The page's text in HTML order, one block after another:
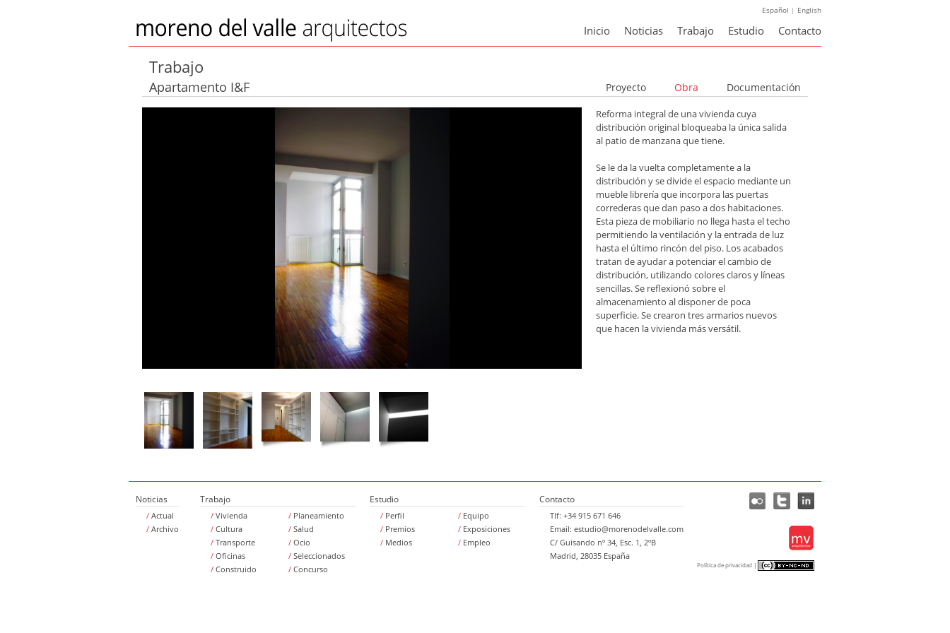
Inicio Noticias Trabajo Estudio Contacto
Español | English
Trabajo
Apartamento I&F Proyecto Obra Documentación
Reforma integral de una vivienda cuya
distribución original bloqueaba la única salida
al patio de manzana que tiene.
Se le da la vuelta completamente a la
distribución y se divide el espacio mediante un
mueble librería que incorpora las puertas
correderas que dan paso a dos habitaciones.
Esta pieza de mobiliario no llega hasta el techo
permitiendo la ventilación y la entrada de luz
hasta el último rincón del piso. Los acabados
tratan de ayudar a potenciar el cambio de
distribución, utilizando colores claros y líneas
sencillas. Se reflexionó sobre el
almacenamiento al disponer de poca
superficie. Se crearon tres armarios nuevos
que hacen la vivienda más versátil.
Noticias
/ Actual
/ Archivo
Trabajo
/ Vivienda / Planeamiento
/ Cultura / Salud
/ Transporte / Ocio
/ Oficinas / Seleccionados
/ Construido / Concurso
Estudio
/ Perfil / Equipo
/ Premios / Exposiciones
/ Medios / Empleo
Contacto
Tlf: +34 915 671 646
Email: estudio@morenodelvalle.com
C/ Guisando nº 34, Esc. 1, 2ºB
Madrid, 28035 España
Política de privacidad |